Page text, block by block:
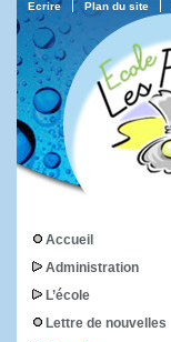
Plan du site
Ecrire
Accueil
Administration
L’école
Lettre de nouvelles